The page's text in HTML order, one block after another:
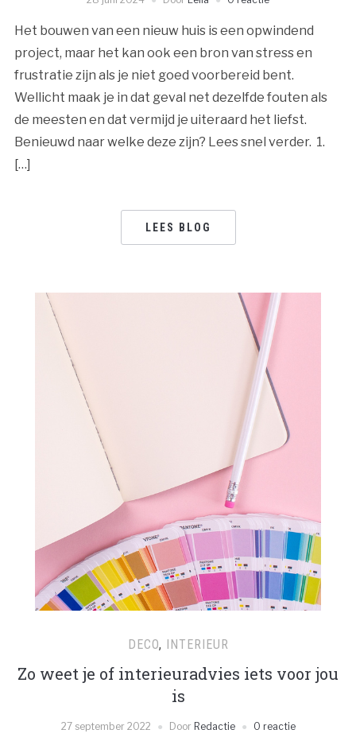
Het bouwen van een nieuw huis is een opwindend
project, maar het kan ook een bron van stress en
frustratie zijn als je niet goed voorbereid bent.
Wellicht maak je in dat geval net dezelfde fouten als
de meesten en dat vermijd je uiteraard het liefst.
Benieuwd naar welke deze zijn? Lees snel verder. 1.
[…]
LEES BLOG
DECO, INTERIEUR
Zo weet je of interieuradvies iets voor jou
is
27 september 2022 Door Redactie 0 reactie